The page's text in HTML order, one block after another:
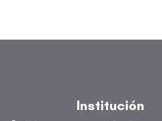
Institución